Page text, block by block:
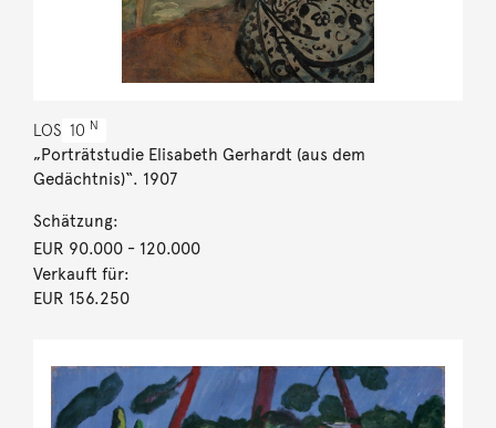
LOS 10 N
„Porträtstudie Elisabeth Gerhardt (aus dem
Gedächtnis)“. 1907
Schätzung:
EUR 90.000- 120.000
Verkauft für:
EUR 156.250